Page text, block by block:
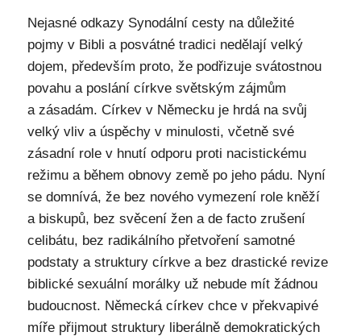
Nejasné odkazy Synodální cesty na důležité
pojmy v Bibli a posvátné tradici nedělají velký
dojem, především proto, že podřizuje svátostnou
povahu a poslání církve světským zájmům
a zásadám. Církev v Německu je hrdá na svůj
velký vliv a úspěchy v minulosti, včetně své
zásadní role v hnutí odporu proti nacistickému
režimu a během obnovy země po jeho pádu. Nyní
se domnívá, že bez nového vymezení role kněží
a biskupů, bez svěcení žen a de facto zrušení
celibátu, bez radikálního přetvoření samotné
podstaty a struktury církve a bez drastické revize
biblické sexuální morálky už nebude mít žádnou
budoucnost. Německá církev chce v překvapivé
míře přijmout struktury liberálně demokratických